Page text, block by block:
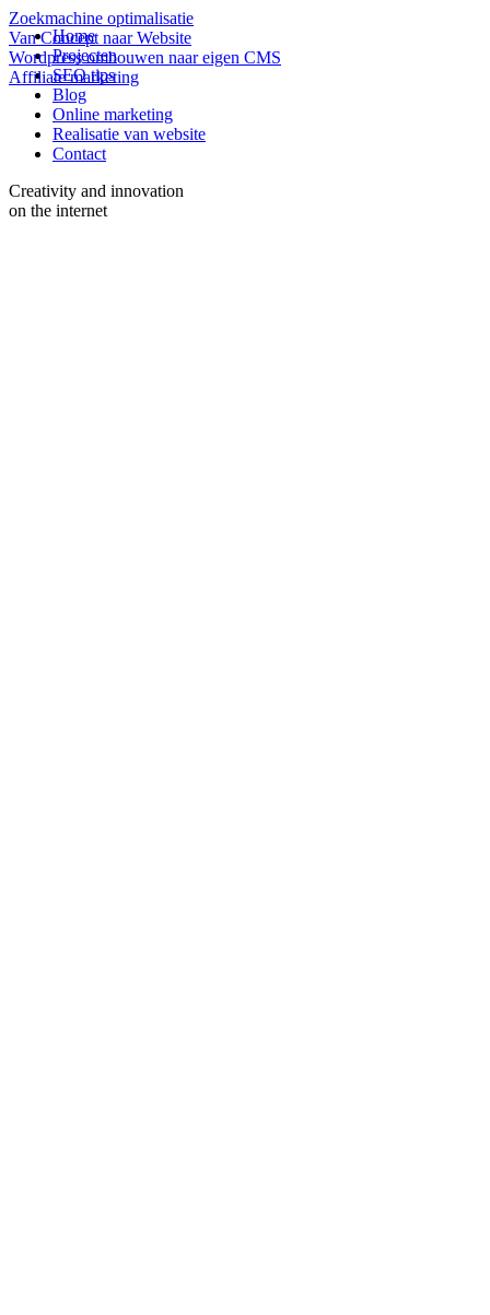
Home
Projecten
SEO tips
Blog
Online marketing
Realisatie van website
Contact
Creativity and innovation
on the internet
Zoekmachine optimalisatie
Van Concept naar Website
Wordpress ombouwen naar eigen CMS
Affiliate marketing